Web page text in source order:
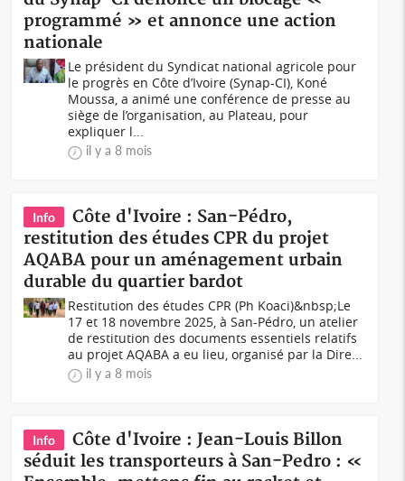
programmé » et annonce une action
nationale
Le président du Syndicat national agricole pour
le progrès en Côte d’Ivoire (Synap-CI), Koné
Moussa, a animé une conférence de presse au
siège de l’organisation, au Plateau, pour
expliquer l...
il y a 8 mois
Info
Côte d'Ivoire : San-Pédro,
restitution des études CPR du projet
AQABA pour un aménagement urbain
durable du quartier bardot
Restitution des études CPR (Ph Koaci)&nbsp;Le
17 et 18 novembre 2025, à San-Pédro, un atelier
de restitution des documents essentiels relatifs
au projet AQABA a eu lieu, organisé par la Dire...
il y a 8 mois
Info
Côte d'Ivoire : Jean-Louis Billon
séduit les transporteurs à San-Pedro : «